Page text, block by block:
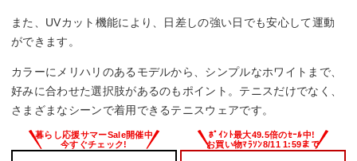
また、UVカット機能により、日差しの強い日でも安心して運動
ができます。
カラーにメリハリのあるモデルから、シンプルなホワイトまで、
好みに合わせた選択肢があるのもポイント。テニスだけでなく、
さまざまなシーンで着用できるテニスウェアです。